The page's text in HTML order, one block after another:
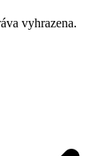
vyhrazena.